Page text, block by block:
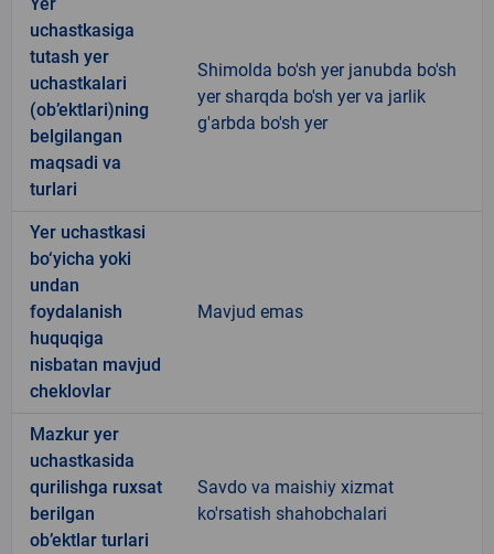
uchastkasiga
tutash yer
uchastkalari
(ob’ektlari)ning
belgilangan
maqsadi va
turlari
Shimolda bo'sh yer janubda bo'sh
yer sharqda bo'sh yer va jarlik
g'arbda bo'sh yer
Yer uchastkasi
bo‘yicha yoki
undan
foydalanish
huquqiga
nisbatan mavjud
cheklovlar
Mavjud emas
Mazkur yer
uchastkasida
qurilishga ruxsat
berilgan
ob’ektlar turlari
Savdo va maishiy xizmat
ko'rsatish shahobchalari